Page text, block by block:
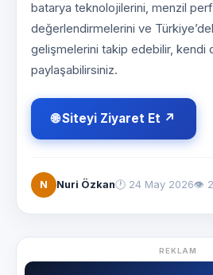
batarya teknolojilerini, menzil
değerlendirmelerini ve
gelişmelerini takip edebilir, kendi
paylaşabilirsiniz.
🌐 Siteyi Ziyaret Et ↗
N Nuri Özkan🕐 24 May 2026👁
REKLAM